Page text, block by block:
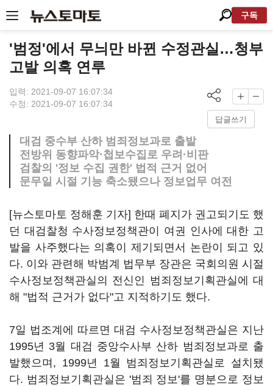
구독
'범정'에서 무늬만 바뀐 수정관실…청부
고발 의혹 연루
입력: 2021-09-07 16:07:34
수정: 2021-09-07 16:07:34
답글쓰기
대검 중수부 산하 범죄정보과로 출발
전방위 동향파악·첩보수집로 우려·비판
검찰의 '정보 수집 권한' 법적 근거 없어
문무일 시절 기능 축소됐으나 정보업무 여전
[뉴스토마토 정해훈 기자] 한때 폐지가 권고되기도 했
던 대검찰청 수사정보정책관이 여권 인사에 대한 고
발을 사주했다는 의혹이 제기되면서 논란이 되고 있
다. 이와 관련해 박범계 법무부 장관은 국회의원 시절
수사정보정책관실의 전신인 범죄정보기획관실에 대
해 "법적 근거가 없다"고 지적하기도 했다.
7일 법조계에 따르면 대검 수사정보정책관실은 지난
1995년 3월 대검 중앙수사부 산하 범죄정보과로 출
발했으며, 1999년 1월 범죄정보기획관실로 설치됐
다. 범죄정보기획관실은 '범죄 정보'를 명분으로 정보